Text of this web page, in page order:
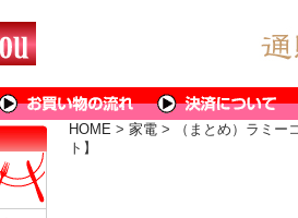
HOME > 家電 > （まとめ）ラミー
ト】